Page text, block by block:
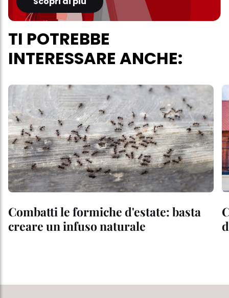
TI POTREBBE
INTERESSARE ANCHE:
Combatti le formiche d'estate: basta
creare un infuso naturale